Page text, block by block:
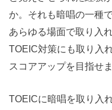
か。それも暗唱の一種
あらゆる場面で取り入
TOEIC対策にも取り入
スコアアップを目指せま
TOEICに暗唱を取り入